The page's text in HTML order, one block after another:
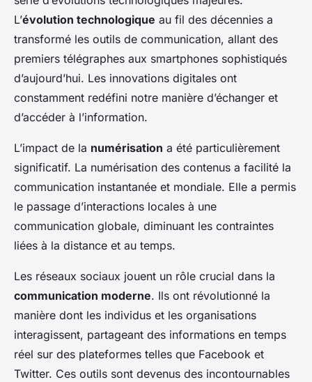
L’évolution technologique au fil des décennies a
transformé les outils de communication, allant des
premiers télégraphes aux smartphones sophistiqués
d’aujourd’hui. Les innovations digitales ont
constamment redéfini notre manière d’échanger et
d’accéder à l’information.
L’impact de la numérisation a été particulièrement
significatif. La numérisation des contenus a facilité la
communication instantanée et mondiale. Elle a permis
le passage d’interactions locales à une
communication globale, diminuant les contraintes
liées à la distance et au temps.
Les réseaux sociaux jouent un rôle crucial dans la
communication moderne. Ils ont révolutionné la
manière dont les individus et les organisations
interagissent, partageant des informations en temps
réel sur des plateformes telles que Facebook et
Twitter. Ces outils sont devenus des incontournables